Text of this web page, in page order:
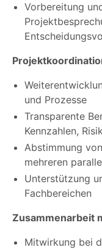
Vorbereitung
und Prozesse
Transparente
Kennzahlen,
Abstimmung
mehreren
Unterstützung
Fachbereichen
Zusammenarbeit
Mitwirkung bei